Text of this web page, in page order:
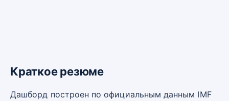
Краткое резюме
Дашборд построен по официальным данным IMF